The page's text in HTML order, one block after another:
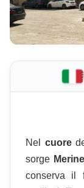
Nel cuore
sorge Merine
conserva il